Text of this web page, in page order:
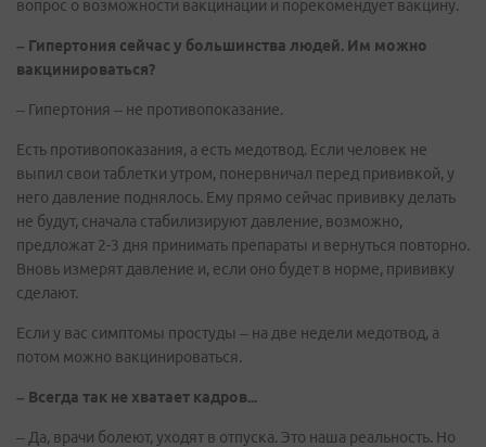
вопрос о возможности вакцинации и порекомендует вакцину.
– Гипертония сейчас у большинства людей. Им можно
вакцинироваться?
– Гипертония – не противопоказание.
Есть противопоказания, а есть медотвод. Если человек не
выпил свои таблетки утром, понервничал перед прививкой, у
него давление поднялось. Ему прямо сейчас прививку делать
не будут, сначала стабилизируют давление, возможно,
предложат 2-3 дня принимать препараты и вернуться повторно.
Вновь измерят давление и, если оно будет в норме, прививку
сделают.
Если у вас симптомы простуды – на две недели медотвод, а
потом можно вакцинироваться.
– Всегда так не хватает кадров...
– Да, врачи болеют, уходят в отпуска. Это наша реальность. Но